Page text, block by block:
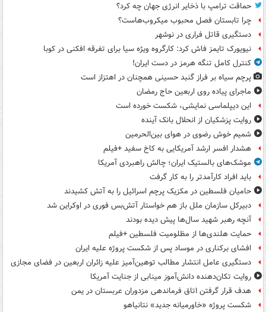
حماقت ترامپ با ذخایر انرژی جهان چه کرد؟
چرا تابستان فصل محبوب میکروب‌هاست؟
دستگیری قاتل فراری در نوشهر
نیویورک تایمز فاش کرد: کارگروه ویژه سیا برای تفرقه افکنی در کوبا
کنترل کامل تنگه هرمز در دست ایران!
پرچم سیاه بر فراز گنبد حسینی همچنان در اهتزاز است
ماجرای پیاده روی اربعین حاج رمضان
این دیپلماسی نمایشی، شکست خورده است
روایت پزشکیان از انحلال بانک آینده
شمیم خوش رضوی در هوای بین‌الحرمین
هشدار افسر ارشد آمریکایی به کاخ سفید +فیلم
موشک‌های بالستیک ایران؛ چالش راهبردی آمریکا
باید افراد کارآمدتر را به کار گرفت
حامیان فلسطین در مکزیک پرچم اسرائیل را به آتش کشیدند
دبیرکل سازمان ملل باز هم خواستار آتش‌بس فوری در اوکراین شد
آنچه رهبر شهید سال‌ها پیش دیده بودند
حمایت هلندی‌ها از مظلومیت فلسطین +فیلم
افشای برکناری در موساد پس از شکست پروژه علیه ایران
دستگیری عامل انتشار مطالب توهین‌آمیز علیه زائران اربعین در فضای مجازی
روایت تکان‌دهنده دانش‌آموز مینابی از جنایت آمریکا
هدف قرار گرفتن اتاق‌ فرماندهی مزدوران عربستان در یمن
شکست پروژه «خاورمیانه جدید» نتانیاهو